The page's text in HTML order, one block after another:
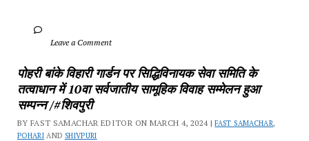
		Leave a Comment
पोहरी बांके विहारी गार्डन पर सिद्धिविनायक सेवा समिति के
तत्वाधान में 10वा सर्वजातीय सामूहिक विवाह सम्मेलन हुआ
सम्पन्न /#शिवपुरी
BY FAST SAMACHAR EDITOR ON MARCH 4, 2024 | FAST SAMACHAR
POHARI AND SHIVPURI